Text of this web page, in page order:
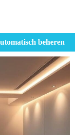
beheren